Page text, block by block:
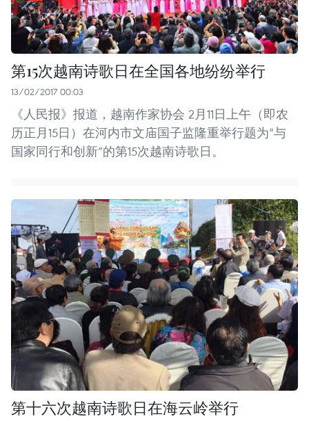
第15次越南诗歌日在全国各地纷纷举行
13/02/2017 00:03
《人民报》报道，越南作家协会 2月11日上午（即农
历正月15日）在河内市文庙国子监隆重举行题为“与
国家同行和创新”的第15次越南诗歌日。
第十六次越南诗歌日在海云岭举行